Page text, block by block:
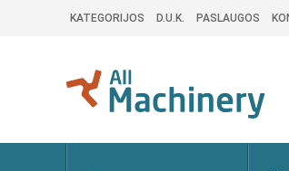
KATEGORIJOS D.U.K. PASLAUGOS